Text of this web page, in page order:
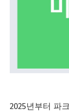
2025년부터 파